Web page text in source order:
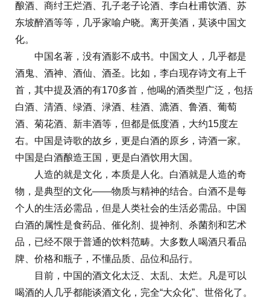
酿酒、商纣王烂酒、孔子老子论酒、李白杜甫饮酒、苏
东坡醉酒等等，几乎家喻户晓。离开美酒，莫谈中国文
化。
中国名著，没有酒影不成书。中国文人，几乎都是
酒鬼、酒神、酒仙、酒圣。比如，李白现存诗文有上千
首，其中提及酒的有170多首，他喝的酒类型广泛，包括
白酒、清酒、绿酒、渌酒、桂酒、漉酒、鲁酒、葡萄
酒、菊花酒、新丰酒等，但都是低度酒，大约15度左
右。中国是诗歌的故乡，更是白酒的原乡，诗酒一家。
中国是白酒酿造王国，更是白酒饮用大国。
人造的就是文化，本质是人化。白酒就是人造的奇
物，是典型的文化——物质与精神的结合。白酒不是每
个人的生活必需品，但是人类社会的生活必需品。中国
白酒的属性是食药品、催化剂、提神剂、杀菌剂和艺术
品，已经不限于普通的饮料范畴。大多数人喝酒只看品
牌、价格和瓶子，不懂品质、品位和品行。
目前，中国的酒文化太泛、太乱、太烂。凡是可以
喝酒的人几乎都能谈酒文化，完全“大众化”、世俗化了。